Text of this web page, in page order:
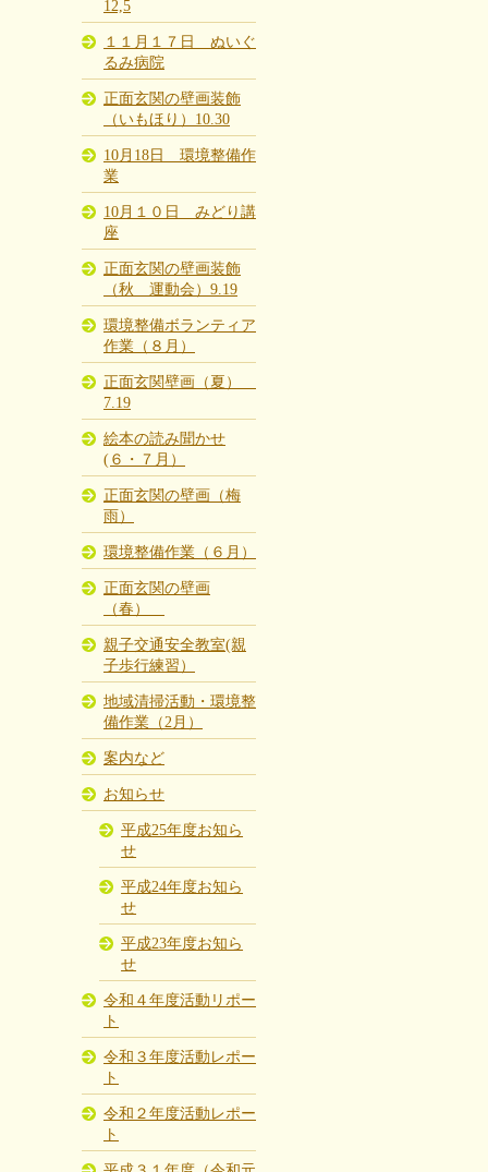
12,5
１１月１７日 ぬいぐ
るみ病院
正面玄関の壁画装飾
（いもほり）10.30
10月18日 環境整備作
業
10月１０日 みどり講
座
正面玄関の壁画装飾
（秋 運動会）9.19
環境整備ボランティア
作業（８月）
正面玄関壁画（夏）
7.19
絵本の読み聞かせ
(６・７月）
正面玄関の壁画（梅
雨）
環境整備作業（６月）
正面玄関の壁画
（春）
親子交通安全教室(親
子歩行練習）
地域清掃活動・環境整
備作業（2月）
案内など
お知らせ
平成25年度お知ら
せ
平成24年度お知ら
せ
平成23年度お知ら
せ
令和４年度活動リポー
ト
令和３年度活動レポー
ト
令和２年度活動レポー
ト